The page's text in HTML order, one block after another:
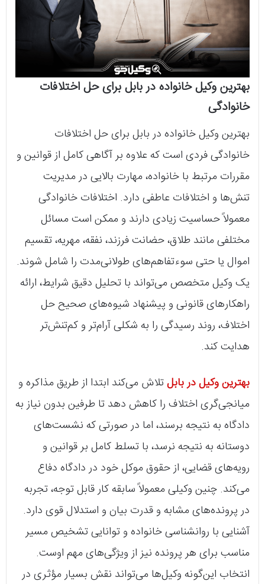
بهترین وکیل خانواده در بابل برای حل اختلافات
خانوادگی
بهترین وکیل خانواده در بابل برای حل اختلافات
خانوادگی فردی است که علاوه بر آگاهی کامل از قوانین و
مقررات مرتبط با خانواده، مهارت بالایی در مدیریت
تنش‌ها و اختلافات عاطفی دارد. اختلافات خانوادگی
معمولاً حساسیت زیادی دارند و ممکن است مسائل
مختلفی مانند طلاق، حضانت فرزند، نفقه، مهریه، تقسیم
اموال یا حتی سوءتفاهم‌های طولانی‌مدت را شامل شوند.
یک وکیل متخصص می‌تواند با تحلیل دقیق شرایط، ارائه
راهکارهای قانونی و پیشنهاد شیوه‌های صحیح حل
اختلاف، روند رسیدگی را به شکلی آرام‌تر و کم‌تنش‌تر
هدایت کند.
بهترین وکیل در بابلتلاش می‌کند ابتدا از طریق مذاکره و
میانجی‌گری اختلاف را کاهش دهد تا طرفین بدون نیاز به
دادگاه به نتیجه برسند، اما در صورتی که نشست‌های
دوستانه به نتیجه نرسد، با تسلط کامل بر قوانین و
رویه‌های قضایی، از حقوق موکل خود در دادگاه دفاع
می‌کند. چنین وکیلی معمولاً سابقه کار قابل توجه، تجربه
در پرونده‌های مشابه و قدرت بیان و استدلال قوی دارد.
آشنایی با روانشناسی خانواده و توانایی تشخیص مسیر
مناسب برای هر پرونده نیز از ویژگی‌های مهم اوست.
انتخاب این‌گونه وکیل‌ها می‌تواند نقش بسیار مؤثری در